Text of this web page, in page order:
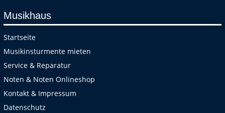
Musikhaus
Startseite
Musikinsturmente mieten
Service & Reparatur
Noten & Noten Onlineshop
Kontakt & Impressum
Datenschutz